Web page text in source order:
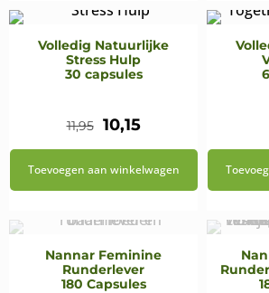
Volledig Natuurlijke
Stress Hulp
30 capsules
11,95 Oorspronkelijke
prijs
10,15Huidige
prijs
Toevoegen aan winkelwagen
Nannar Feminine
Runderlever
180 Capsules